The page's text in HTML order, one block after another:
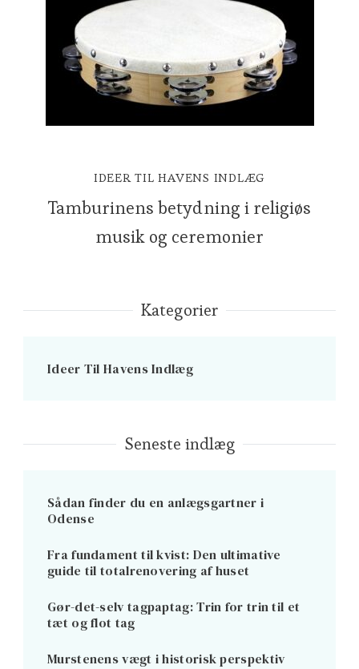
IDEER TIL HAVENS INDLÆG
Tamburinens betydning i religiøs
musik og ceremonier
Kategorier
Ideer Til Havens Indlæg
Seneste indlæg
Sådan finder du en anlægsgartner i
Odense
Fra fundament til kvist: Den ultimative
guide til totalrenovering af huset
Gør-det-selv tagpaptag: Trin for trin til et
tæt og flot tag
Murstenens vægt i historisk perspektiv